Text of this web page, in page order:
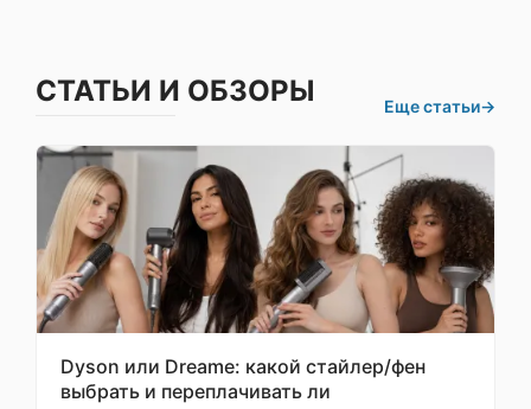
Самовывозе
заранее
беспроводная
4.5 Вт
Быстрая зарядка
Qualcomm Quick
Charge
Поддержка карт
памяти
Количество
физических SIM-
Формат SIM-карты nano-SIM, eSIM
Шарнир без люфта,
складывается с
Запаха нет. Экран: без
зазоров, цветопередача
точная. Зарядное
устройство
качественное, провод
оплетен. Надежность на
высоте. Владельцы
довольны
Эксперт_по_качеству
СТАТЬИ И ОБЗОРЫ Еще статьи→
Dyson или Dreame: какой стайлер/фен
выбрать и переплачивать ли